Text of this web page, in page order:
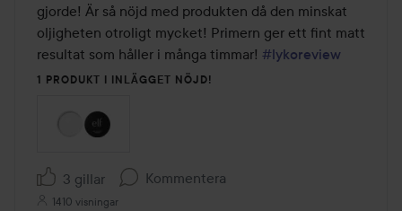
gjorde! Är så nöjd med produkten då den minskat
oljigheten otroligt mycket! Primern ger ett fint matt
resultat som håller i många timmar! #lykoreview
1 PRODUKT I INLÄGGET NÖJD!
3 gillar Kommentera
1410 visningar